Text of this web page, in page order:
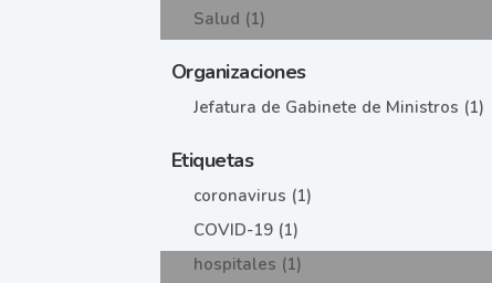
Salud (1)
Organizaciones
Jefatura de Gabinete de Ministros (1)
Etiquetas
coronavirus (1)
COVID-19 (1)
hospitales (1)